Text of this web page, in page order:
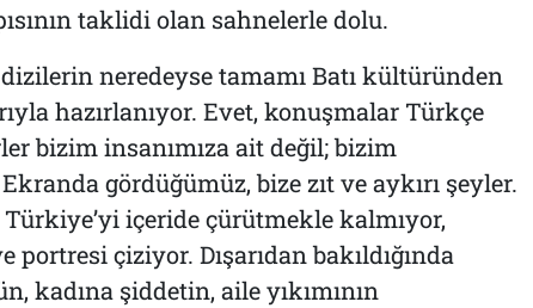
taklidi olan sahnelerle dolu.
neredeyse tamamı Batı kültüründen
hazırlanıyor. Evet, konuşmalar Türkçe
bizim insanımıza ait değil; bizim
gördüğümüz, bize zıt ve aykırı şeyler.
içeride çürütmekle kalmıyor,
çiziyor. Dışarıdan bakıldığında
kadına şiddetin, aile yıkımının